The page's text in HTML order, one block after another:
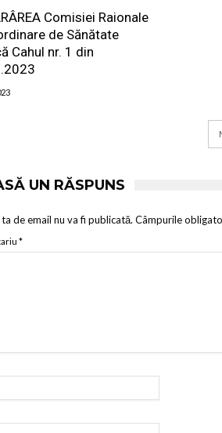
Comisiei Raionale
de Sănătate
Cahul nr. 1 din
UN RĂSPUNS
de email nu va fi publicată. Câmpurile
*